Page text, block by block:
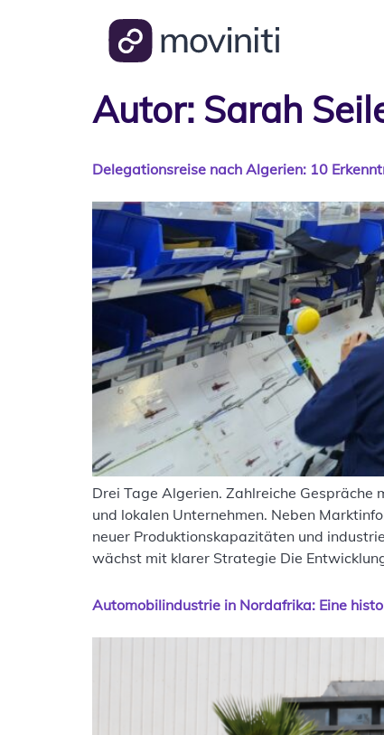
Autor: Sarah
Delegationsreise nach Algerien: 10
Drei Tage Algerien. Zahlreiche
und lokalen Unternehmen. Neben
neuer Produktionskapazitäten und
wächst mit klarer Strategie Die
Automobilindustrie in Nordafrika: Eine